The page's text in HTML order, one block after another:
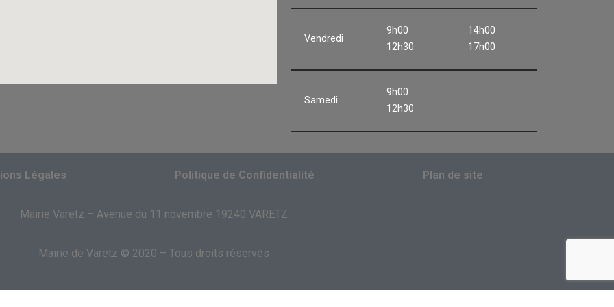
Vendredi
9h00
12h30
14h00
17h00
Samedi
9h00
12h30
Légales Politique de Confidentialité Plan de site
Mairie Varetz – Avenue du 11 novembre 19240 VARETZ
Mairie de Varetz © 2020 – Tous droits réservés